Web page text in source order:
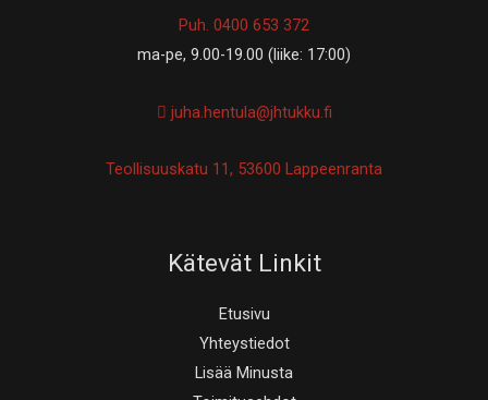
Puh. 0400 653 372
ma-pe, 9.00-19.00 (liike: 17:00)
juha.hentula@jhtukku.fi
Teollisuuskatu 11, 53600 Lappeenranta
Kätevät Linkit
Etusivu
Yhteystiedot
Lisää Minusta